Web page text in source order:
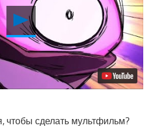
Воспроизвести
видео
чтобы сделать мультфильм?